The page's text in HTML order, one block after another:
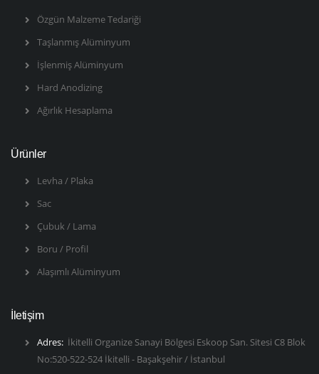
Özgün Malzeme Tedariği
Taşlanmış Alüminyum
İşlenmiş Alüminyum
Hard Anodizing
Ağırlık Hesaplama
Ürünler
Levha / Plaka
Sac
Çubuk / Lama
Boru / Profil
Alaşımlı Alüminyum
İletişim
Adres: İkitelli Organize Sanayi Bölgesi Eskoop San. Sitesi C8 Blok
No:520-522-524 İkitelli - Başakşehir / İstanbul